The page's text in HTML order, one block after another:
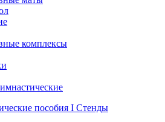
комплексы
пособия I Стенды